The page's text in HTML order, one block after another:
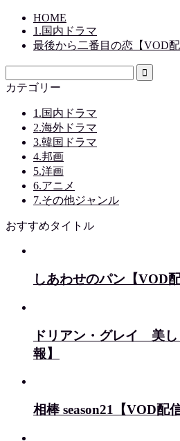
HOME
1.国内ドラマ
最後から二番目の恋【VOD配
カテゴリー
1.国内ドラマ
2.海外ドラマ
3.韓国ドラマ
4.邦画
5.洋画
6.アニメ
7.その他ジャンル
おすすめタイトル
しあわせのパン【VOD配
ドリアン・グレイ 美
報】
相棒 season21【VOD配